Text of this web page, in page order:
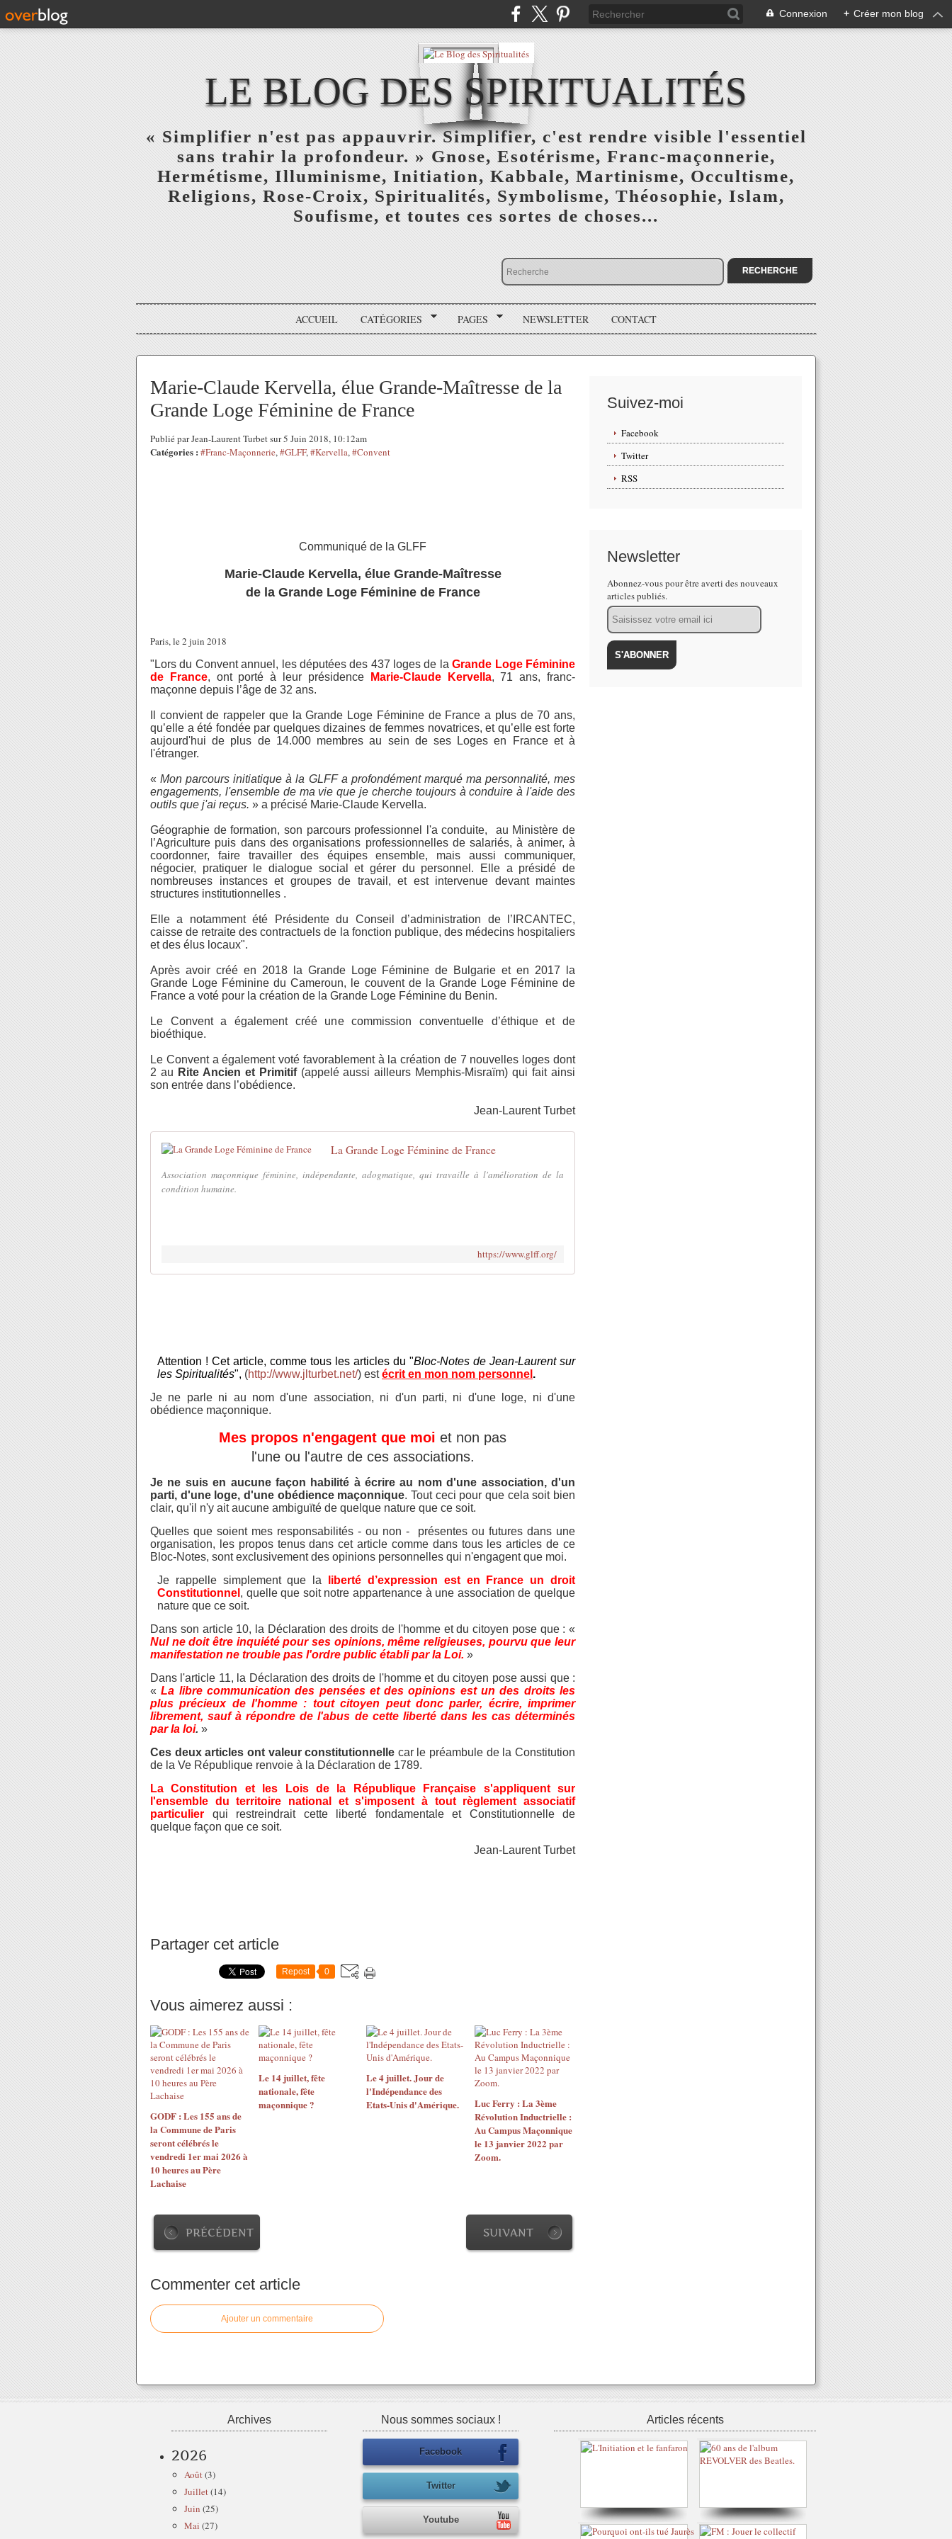
Connexion + Créer mon blog
LE BLOG DES SPIRITUALITÉS
« Simplifier n'est pas appauvrir. Simplifier, c'est rendre visible l'essentiel
sans trahir la profondeur. » Gnose, Esotérisme, Franc-maçonnerie,
Hermétisme, Illuminisme, Initiation, Kabbale, Martinisme, Occultisme,
Religions, Rose-Croix, Spiritualités, Symbolisme, Théosophie, Islam,
Soufisme, et toutes ces sortes de choses...
ACCUEIL CATÉGORIES PAGES NEWSLETTER CONTACT
Marie-Claude Kervella, élue Grande-Maîtresse de la
Grande Loge Féminine de France
Publié par Jean-Laurent Turbet sur 5 Juin 2018, 10:12am
Catégories : #Franc-Maçonnerie,#GLFF,#Kervella,#Convent
Communiqué de la GLFF
Marie-Claude Kervella, élue Grande-Maîtresse
de la Grande Loge Féminine de France
Paris, le 2 juin 2018
"Lors du Convent annuel, les députées des 437 loges de laGrande Loge Féminine
de France, ont porté à leur présidence Marie‐Claude Kervella, 71 ans, franc‐
maçonne depuis l’âge de 32 ans.
Il convient de rappeler que la Grande Loge Féminine de France a plus de 70 ans,
qu’elle a été fondée par quelques dizaines de femmes novatrices, et qu’elle est forte
aujourd'hui de plus de 14.000 membres au sein de ses Loges en France et à
l'étranger.
«Mon parcours initiatique à la GLFF a profondément marqué ma personnalité, mes
engagements, l'ensemble de ma vie que je cherche toujours à conduire à l'aide des
outils que j'ai reçus. » a précisé Marie-Claude Kervella.
Géographie de formation, son parcours professionnel l'a conduite, au Ministère de
l’Agriculture puis dans des organisations professionnelles de salariés, à animer, à
coordonner, faire travailler des équipes ensemble, mais aussi communiquer,
négocier, pratiquer le dialogue social et gérer du personnel. Elle a présidé de
nombreuses instances et groupes de travail, et est intervenue devant maintes
structures institutionnelles .
Elle a notamment été Présidente du Conseil d’administration de l’IRCANTEC,
caisse de retraite des contractuels de la fonction publique, des médecins hospitaliers
et des élus locaux".
Après avoir créé en 2018 la Grande Loge Féminine de Bulgarie et en 2017 la
Grande Loge Féminine du Cameroun, le couvent de la Grande Loge Féminine de
France a voté pour la création de la Grande Loge Féminine du Benin.
Le Convent a également créé une commission conventuelle d’éthique et de
bioéthique.
Le Convent a également voté favorablement à la création de 7 nouvelles loges dont
2 au Rite Ancien et Primitif (appelé aussi ailleurs Memphis-Misraïm) qui fait ainsi
son entrée dans l’obédience.
Jean-Laurent Turbet
La Grande Loge Féminine de France
Association maçonnique féminine, indépendante, adogmatique, qui travaille à l'amélioration de la
condition humaine.
https://www.glff.org/
Attention ! Cet article, comme tous les articles du "Bloc-Notes de Jean-Laurent sur
les Spiritualités", (http://www.jlturbet.net/) estécrit en mon nom personnel .
Je ne parle ni au nom d'une association, ni d'un parti, ni d'une loge, ni d'une
obédience maçonnique.
Mes propos n'engagent que moi et non pas
l'une ou l'autre de ces associations.
Je ne suis en aucune façon habilité à écrire au nom d'une association, d'un
parti, d'une loge, d'une obédience maçonnique.Tout ceci pour que cela soit bien
clair, qu'il n'y ait aucune ambiguïté de quelque nature que ce soit.
Quelles que soient mes responsabilités - ou non - présentes ou futures dans une
organisation, les propos tenus dans cet article comme dans tous les articles de ce
Bloc-Notes, sont exclusivement des opinions personnelles qui n'engagent que moi.
Je rappelle simplement que la
liberté d’expression est en France un droit
Constitutionnel , quelle que soit notre appartenance à une association de quelque
nature que ce soit.
Dans son article 10, la Déclaration des droits de l'homme et du citoyen pose que : «
Nul ne doit être inquiété pour ses opinions, même religieuses, pourvu que leur
manifestation ne trouble pas l'ordre public établi par la Loi. »
Dans l'article 11, la Déclaration des droits de l'homme et du citoyen pose aussi que :
«La libre communication des pensées et des opinions est un des droits les
plus précieux de l'homme : tout citoyen peut donc parler, écrire, imprimer
librement, sauf à répondre de l'abus de cette liberté dans les cas déterminés
par la loi. »
Ces deux articles ont valeur constitutionnelle car le préambule de la Constitution
de la Ve République renvoie à la Déclaration de 1789.
La Constitution et les Lois de la République Française s'appliquent sur
l'ensemble du territoire national et s'imposent à tout règlement associatif
particulier qui restreindrait cette liberté fondamentale et Constitutionnelle de
quelque façon que ce soit.
Jean-Laurent Turbet
Partager cet article
Repost 0
Vous aimerez aussi :
GODF : Les 155 ans de
la Commune de Paris
seront célébrés le
vendredi 1er mai 2026 à
10 heures au Père
Lachaise
Le 14 juillet, fête
nationale, fête
maçonnique ?
Le 4 juillet. Jour de
l'Indépendance des
Etats-Unis d'Amérique.
Luc Ferry : La 3ème
Révolution Inductrielle :
Au Campus Maçonnique
le 13 janvier 2022 par
Zoom.
PRÉCÉDENT SUIVANT
Commenter cet article
Ajouter un commentaire
Suivez-moi
Facebook
Twitter
RSS
Newsletter
Abonnez-vous pour être averti des nouveaux
articles publiés.
Email
Archives
2026
Août(3)
Juillet(14)
Juin (25)
Mai (27)
Nous sommes sociaux !
Facebook
Twitter
Youtube
Articles récents